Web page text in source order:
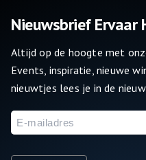
Nieuwsbrief Ervaar
Altijd op de hoogte met
Events, inspiratie, nieuwe
nieuwtjes lees je in de
E-
mailadres